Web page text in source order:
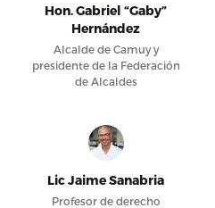
Hon. Gabriel “Gaby”
Hernández
Alcalde de Camuy y
presidente de la Federación
de Alcaldes
Lic Jaime Sanabria
Profesor de derecho